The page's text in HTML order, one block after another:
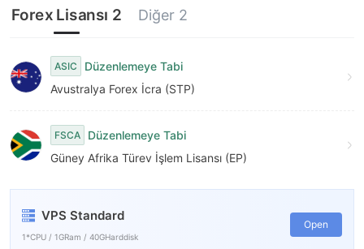
7
8
9
Forex Lisansı 2 Diğer 2
ASIC
Düzenlemeye Tabi
Avustralya Forex İcra (STP)
FSCA
Düzenlemeye Tabi
Güney Afrika Türev İşlem Lisansı (EP)
VPS Standard
1*CPU / 1GRam / 40GHarddisk
Open